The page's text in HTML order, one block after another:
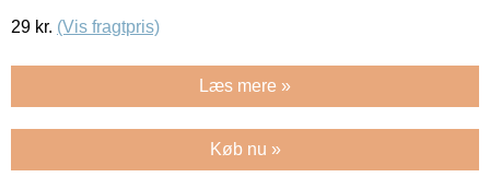
29 kr. (Vis fragtpris)
Læs mere »
Køb nu »